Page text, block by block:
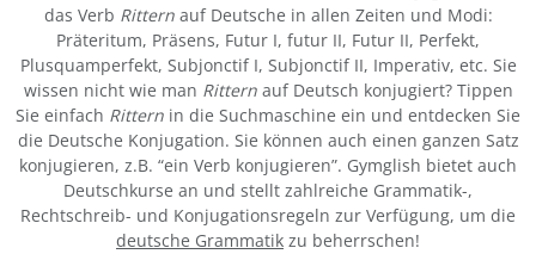
das Verb Ritternauf Deutsche in allen Zeiten und Modi:
Präteritum, Präsens, Futur I, futur II, Futur II, Perfekt,
Plusquamperfekt, Subjonctif I, Subjonctif II, Imperativ, etc. Sie
wissen nicht wie man Ritternauf Deutsch konjugiert? Tippen
Sie einfach Rittern in die Suchmaschine ein und entdecken Sie
die Deutsche Konjugation. Sie können auch einen ganzen Satz
konjugieren, z.B. “ein Verb konjugieren”. Gymglish bietet auch
Deutschkurse an und stellt zahlreiche Grammatik-,
Rechtschreib- und Konjugationsregeln zur Verfügung, um die
deutsche Grammatik zu beherrschen!